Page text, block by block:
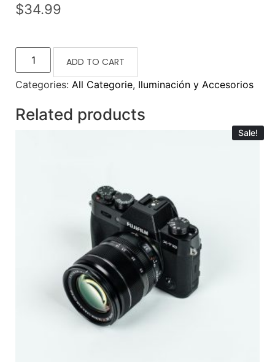
$34.99
ADD TO CART
Categories: All Categorie, Iluminación y Accesorios
Related products
Sale!